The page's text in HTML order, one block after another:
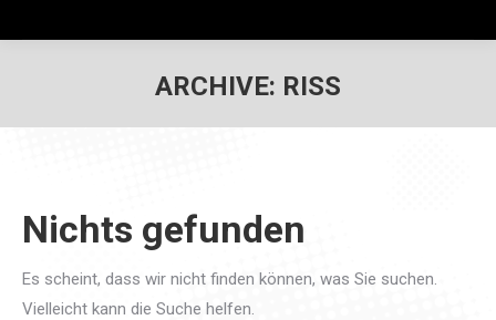
ARCHIVE: RISS
Nichts gefunden
Es scheint, dass wir nicht finden können, was Sie suchen.
Vielleicht kann die Suche helfen.